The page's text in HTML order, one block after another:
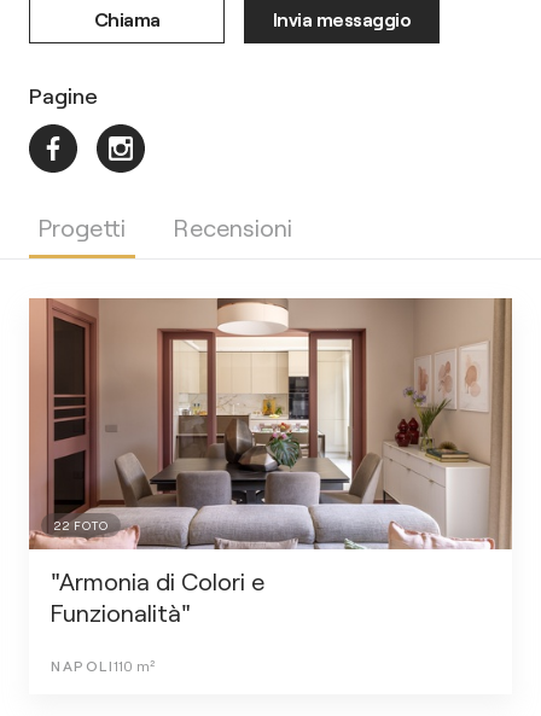
Pagine
Chiama Invia messaggio
Progetti Recensioni
22FOTO
"Armonia di Colori e
Funzionalità"
NAPOLI110 m²